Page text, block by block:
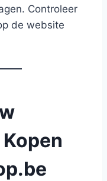
Controleer
de website